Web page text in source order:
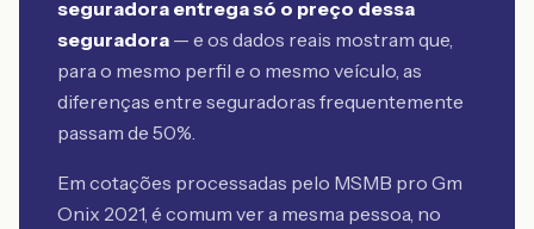
seguradora entrega só o preço dessa
seguradora — e os dados reais mostram que,
para o mesmo perfil e o mesmo veículo, as
diferenças entre seguradoras frequentemente
passam de 50%.
Em cotações processadas pelo MSMB pro Gm
Onix 2021, é comum ver a mesma pessoa, no